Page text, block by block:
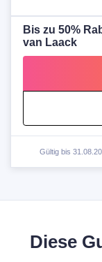
Bis zu 50%
van Laack
Gültig bis
Diese